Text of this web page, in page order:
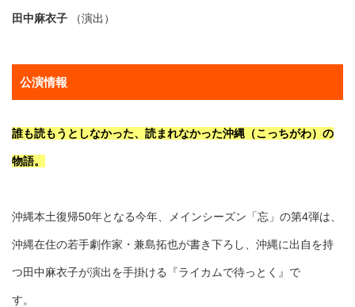
田中麻衣子 （演出）
公演情報
誰も読もうとしなかった、読まれなかった沖縄（こっちがわ）の
物語。
沖縄本土復帰50年となる今年、メインシーズン「忘」の第4弾は、
沖縄在住の若手劇作家・兼島拓也が書き下ろし、沖縄に出自を持
つ田中麻衣子が演出を手掛ける『ライカムで待っとく』で
す。